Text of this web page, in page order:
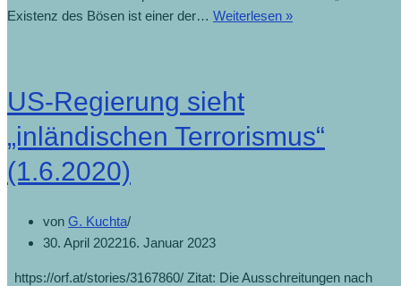
Existenz des Bösen ist einer der… Weiterlesen »
US-Regierung sieht
„inländischen Terrorismus“
(1.6.2020)
von G. Kuchta
30. April 202216. Januar 2023
https://orf.at/stories/3167860/ Zitat: Die Ausschreitungen nach